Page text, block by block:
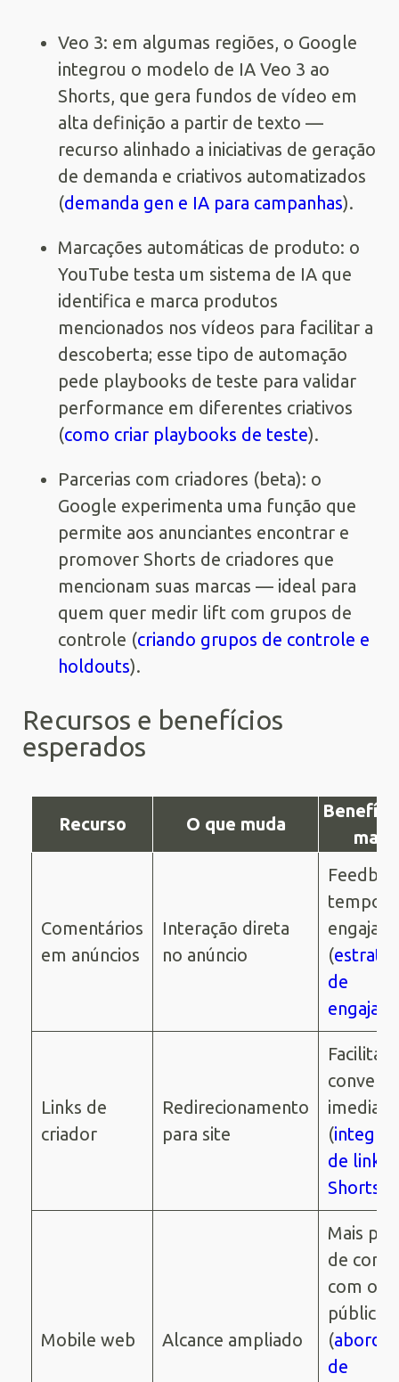
Veo 3: em algumas regiões, o Google
integrou o modelo de IA Veo 3 ao
Shorts, que gera fundos de vídeo em
alta definição a partir de texto —
recurso alinhado a iniciativas de geração
de demanda e criativos automatizados
(demanda gen e IA para campanhas).
Marcações automáticas de produto: o
YouTube testa um sistema de IA que
identifica e marca produtos
mencionados nos vídeos para facilitar a
descoberta; esse tipo de automação
pede playbooks de teste para validar
performance em diferentes criativos
(como criar playbooks de teste).
Parcerias com criadores (beta): o
Google experimenta uma função que
permite aos anunciantes encontrar e
promover Shorts de criadores que
mencionam suas marcas — ideal para
quem quer medir lift com grupos de
controle (criando grupos de controle e
holdouts).
Recursos e benefícios
esperados
Recurso O que muda
Comentários
em anúncios
Interação direta
no anúncio
tempo
(
de
Links de
criador
Redirecionamento
para site
Facilita
imediata
(
de links
Shorts
Mobile web Alcance ampliado
Mais
de
com o
público
(
de